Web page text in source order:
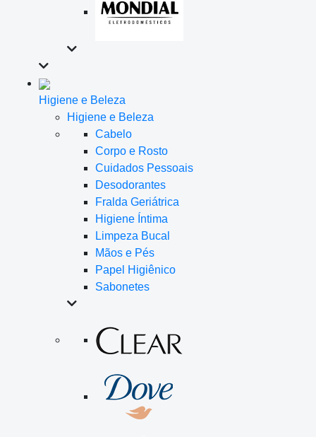
Higiene e Beleza
Higiene e Beleza
Cabelo
Corpo e Rosto
Cuidados Pessoais
Desodorantes
Fralda Geriátrica
Higiene Íntima
Limpeza Bucal
Mãos e Pés
Papel Higiênico
Sabonetes